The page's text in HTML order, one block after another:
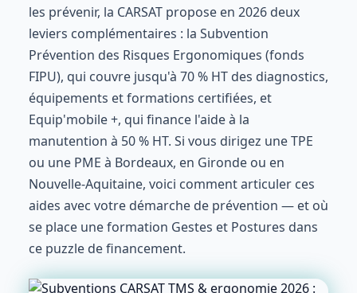
les prévenir, la CARSAT propose en 2026 deux
leviers complémentaires : la Subvention
Prévention des Risques Ergonomiques (fonds
FIPU), qui couvre jusqu'à 70 % HT des diagnostics,
équipements et formations certifiées, et
Equip'mobile +, qui finance l'aide à la
manutention à 50 % HT. Si vous dirigez une TPE
ou une PME à Bordeaux, en Gironde ou en
Nouvelle-Aquitaine, voici comment articuler ces
aides avec votre démarche de prévention — et où
se place une formation Gestes et Postures dans
ce puzzle de financement.